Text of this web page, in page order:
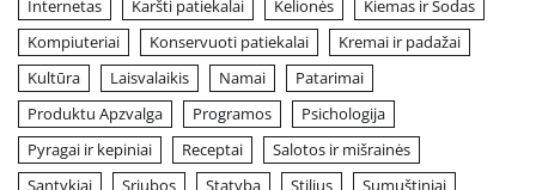
Internetas
Karšti patiekalai Kelionės
Kiemas ir Sodas
Kompiuteriai
Konservuoti patiekalai
Kremai ir padažai
Kultūra
Laisvalaikis Namai
Patarimai
Produktu Apzvalga
Programos
Psichologija
Pyragai ir kepiniai
Receptai
Salotos ir mišrainės
Santykiai
Sriubos Statyba Stilius
Sumuštiniai